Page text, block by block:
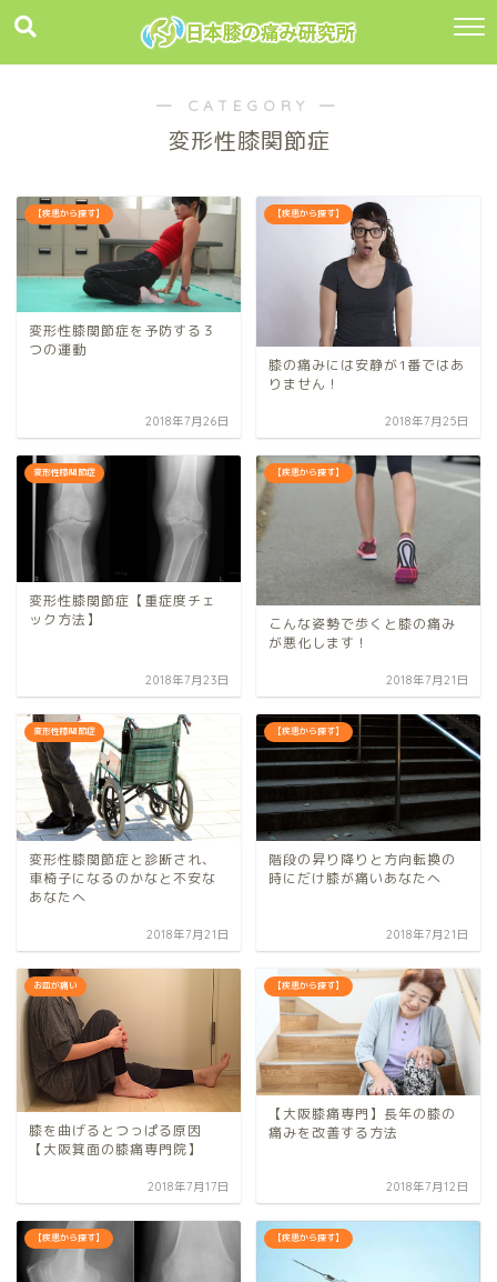
― CATEGORY ―
変形性膝関節症
【疾患から探す】
変形性膝関節症を予防する３
つの運動
2018年7月26日
【疾患から探す】
膝の痛みには安静が1番ではあ
りません！
2018年7月25日
変形性膝関節症
変形性膝関節症【重症度チェ
ック方法】
2018年7月23日
【疾患から探す】
こんな姿勢で歩くと膝の痛み
が悪化します！
2018年7月21日
変形性膝関節症
変形性膝関節症と診断され、
車椅子になるのかなと不安な
あなたへ
2018年7月21日
【疾患から探す】
階段の昇り降りと方向転換の
時にだけ膝が痛いあなたへ
2018年7月21日
お皿が痛い
膝を曲げるとつっぱる原因
【大阪箕面の膝痛専門院】
2018年7月17日
【疾患から探す】
【大阪膝痛専門】長年の膝の
痛みを改善する方法
2018年7月12日
【疾患から探す】 【疾患から探す】